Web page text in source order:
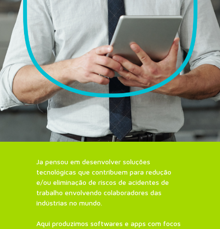
Ja pensou em desenvolver soluções
tecnológicas que contribuem para redução
e/ou eliminação de riscos de acidentes de
trabalho envolvendo colaboradores das
indústrias no mundo.
Aqui produzimos softwares e apps com focos